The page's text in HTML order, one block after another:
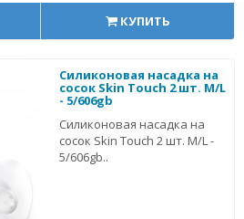
КУПИТЬ
Силиконовая насадка на
сосок Skin Touch 2 шт. М/L
- 5/606gb
Силиконовая насадка на
сосок Skin Touch 2 шт. М/L -
5/606gb..